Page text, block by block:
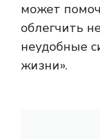
может
облегчить
неудобные
жизни».